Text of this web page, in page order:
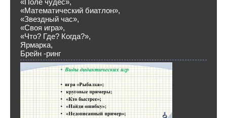
«Поле чудес»,
«Математический биатлон»,
«Звездный час»,
«Своя игра»,
«Что? Где? Когда?»,
Ярмарка,
Брейн -ринг